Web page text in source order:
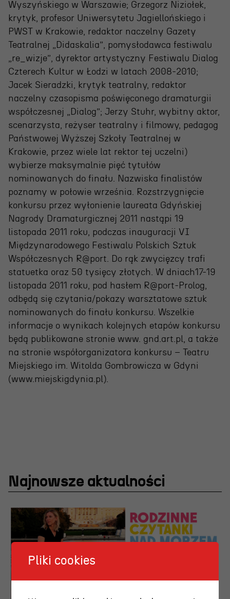
OSIECKA. ARCHIPELAGI
reż. Jacek Bała
Wyszyńskiego w Warszawie; Grzegorz Niziołek,
krytyk, profesor Uniwersytetu Jagiellońskiego i
PWST w Krakowie, redaktor naczelny Gazety
Teatralnej „Didaskalia”, pomysłodawca festiwalu
„re_wizje”, dyrektor artystyczny Festiwalu Dialog
Czterech Kultur w Łodzi w latach 2008-2010;
Jacek Sieradzki, krytyk teatralny, redaktor
naczelny czasopisma poświęconego dramaturgii
współczesnej „Dialog”; Jerzy Stuhr, wybitny aktor,
scenarzysta, reżyser teatralny i filmowy, pedagog
Państwowej Wyższej Szkoły Teatralnej w
Krakowie, przez wiele lat rektor tej uczelni)
wybierze maksymalnie pięć tytułów
nominowanych do finału. Nazwiska finalistów
poznamy w połowie września. Rozstrzygnięcie
konkursu przez wyłonienie laureata Gdyńskiej
Nagrody Dramaturgicznej 2011 nastąpi 19
listopada 2011 roku, podczas inauguracji VI
Międzynarodowego Festiwalu Polskich Sztuk
Współczesnych R@port. Do rąk zwycięzcy trafi
statuetka oraz 50 tysięcy złotych. W dniach17-19
listopada 2011 roku, pod hasłem R@port-Prolog,
odbędą się czytania/pokazy warsztatowe sztuk
nominowanych do finału konkursu. Wszelkie
informacje o wynikach kolejnych etapów konkursu
będą publikowane stronie www. gnd.art.pl, a także
na stronie współorganizatora konkursu – Teatru
Miejskiego im. Witolda Gombrowicza w Gdyni
(www.miejskigdynia.pl).
Najnowsze aktualności
Pliki cookies